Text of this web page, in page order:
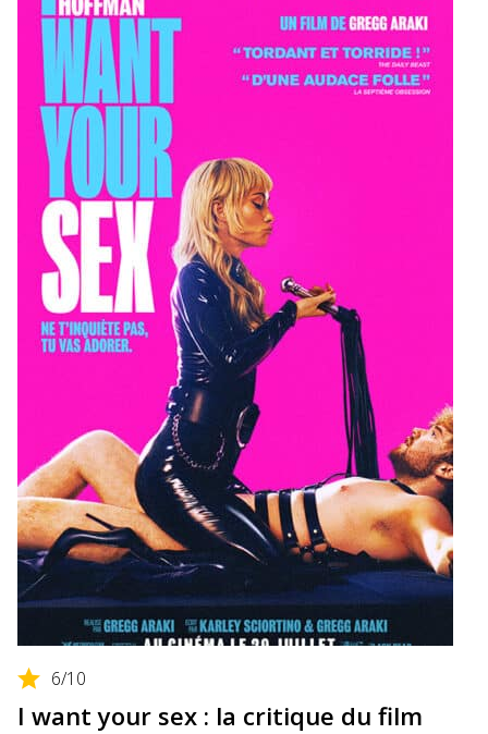
6/10
I want your sex : la critique du film